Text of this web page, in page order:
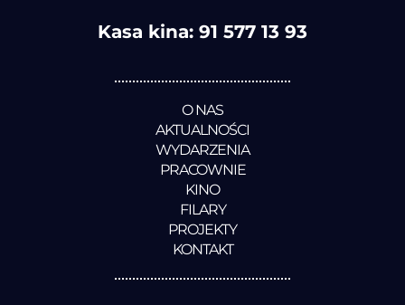
Kasa kina: 91 577 13 93
O NAS
AKTUALNOŚCI
WYDARZENIA
PRACOWNIE
KINO
FILARY
PROJEKTY
KONTAKT